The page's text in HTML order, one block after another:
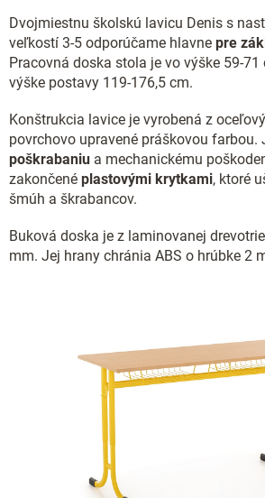
Dvojmiestnu školskú lavicu Denis s
veľkostí 3-5 odporúčame hlavne pre
Pracovná doska stola je vo výške 59-
výške postavy 119-176,5 cm.
Konštrukcia lavice je vyrobená z
povrchovo upravené práškovou farbou.
poškrabaniu a mechanickému
zakončené plastovými krytkami, ktoré
šmúh a škrabancov.
Buková doska je z laminovanej
mm. Jej hrany chránia ABS o hrúbke 2